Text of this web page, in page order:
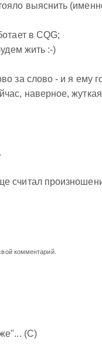
выяснить
в CQG;
жить :-)
за слово - и я ему
наверное,
считал
комментарий.
(С)